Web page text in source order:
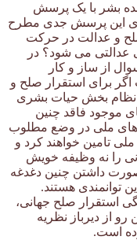
بشر با یک پرسش
این پرسش جدی مطرح
و عدالت در حرکت
عدالتی می شود؟ در
از ساز و کار
برای استقرار صلح و
نظام بخش حیات بشری
موجود فاقد چنین
های ملی در وضع مطلوب
تامین خواهند کرد و
را نه وظیفه خویش
صورت داشتن چنین دغدغه
توانمندی هستند.
استقرار صلح جهانی،
از دیرباز نظریه
است.